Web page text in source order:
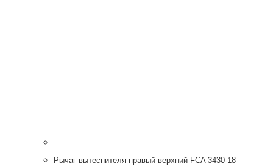
Рычаг вытеснителя правый верхний FCA 3430-18